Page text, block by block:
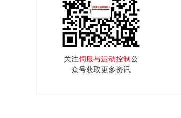
关注伺服与运动控制公
众号获取更多资讯